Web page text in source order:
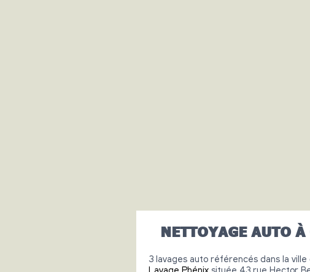
NETTOYAGE AUTO
3 lavages auto référencés dans la ville
Lavage Phénix située 43 rue Hector